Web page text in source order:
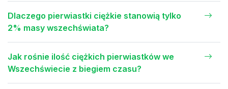
Dlaczego pierwiastki ciężkie stanowią tylko
2% masy wszechświata?
Jak rośnie ilość ciężkich pierwiastków we
Wszechświecie z biegiem czasu?